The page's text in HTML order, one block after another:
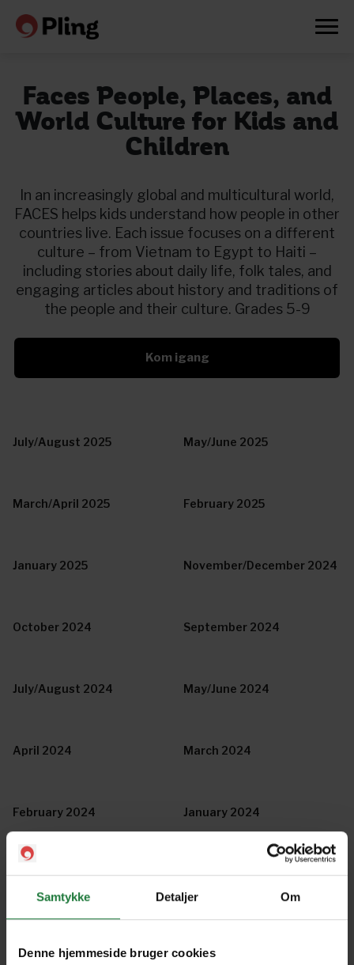
Samtykke Detaljer Om
Denne hjemmeside bruger cookies
Faces People, Places, and
World Culture for Kids and
Children
In an increasingly global and multicultural world,
FACES helps kids understand how people in other
countries live. Each issue focuses on a different
culture – from Vietnam to Egypt to Haiti –
including stories about daily life, folk tales, and
engaging articles about history and traditions of
the people and their culture. Grades 5-9
Kom igang
July/August 2025 May/June 2025
March/April 2025 February 2025
January 2025 November/December 2024
October 2024 September 2024
July/August 2024 May/June 2024
April 2024 March 2024
February 2024 January 2024
November/December 2023 October 2023